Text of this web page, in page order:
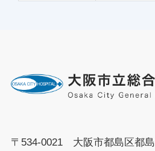
〒534-0021 大阪市都島区都